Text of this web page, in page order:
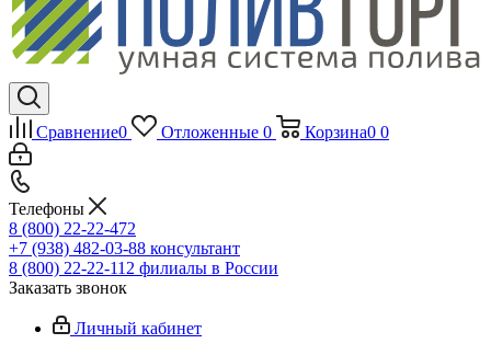
Сравнение0 Отложенные 0 Корзина0 0
Телефоны
8 (800) 22-22-472
+7 (938) 482-03-88 консультант
8 (800) 22-22-112 филиалы в России
Заказать звонок
Личный кабинет